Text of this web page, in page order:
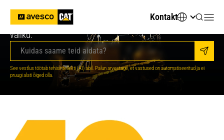
Kontakt
Otsite tehnilisi andmeid või õiget masinat? Küsige
AvescoAI-lt, see annab teile vastused ja aitab teha oma
valiku.
Teie digitaalne AI-assistant
Tere! Olen Avesco AI-assistent. Kuidas saan teid
aidata?
Saada
See vestlus töötab tehisintellekti (AI) abil. Palun arvestage, et vastused on automatiseeritud ja ei
pruugi alati õiged olla.